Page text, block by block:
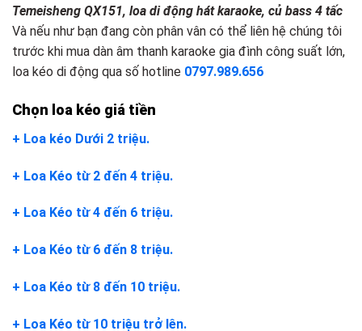
Temeisheng QX151, loa di động hát karaoke, củ bass 4 tấc
Và nếu như bạn đang còn phân vân có thể liên hệ chúng tôi
trước khi mua dàn âm thanh karaoke gia đình công suất lớn,
loa kéo di động qua số hotline 0797.989.656
Chọn loa kéo giá tiền
+ Loa kéo Dưới 2 triệu.
+ Loa Kéo từ 2 đến 4 triệu.
+ Loa Kéo từ 4 đến 6 triệu.
+ Loa Kéo từ 6 đến 8 triệu.
+ Loa Kéo từ 8 đến 10 triệu.
+ Loa Kéo từ 10 triệu trở lên.